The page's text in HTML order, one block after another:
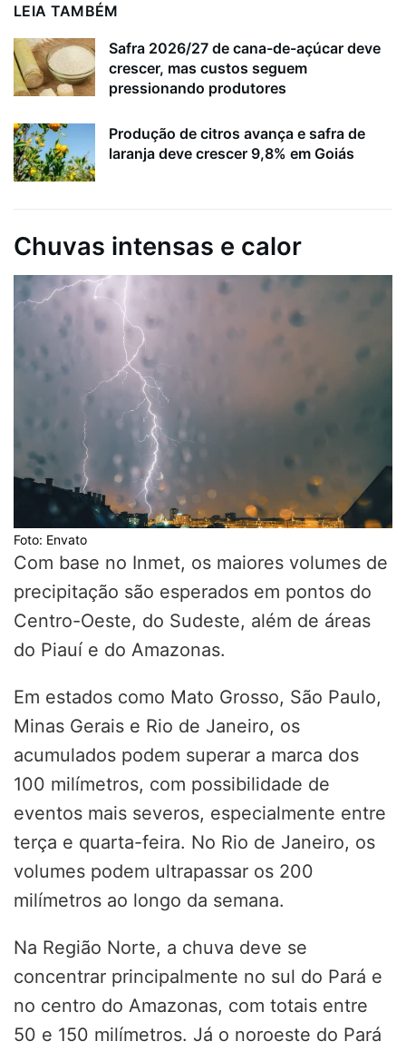
LEIA TAMBÉM
Safra 2026/27 de cana-de-açúcar deve
crescer, mas custos seguem
pressionando produtores
Produção de citros avança e safra de
laranja deve crescer 9,8% em Goiás
Chuvas intensas e calor
Foto: Envato
Com base no Inmet, os maiores volumes de
precipitação são esperados em pontos do
Centro-Oeste, do Sudeste, além de áreas
do Piauí e do Amazonas.
Em estados como Mato Grosso, São Paulo,
Minas Gerais e Rio de Janeiro, os
acumulados podem superar a marca dos
100 milímetros, com possibilidade de
eventos mais severos, especialmente entre
terça e quarta-feira. No Rio de Janeiro, os
volumes podem ultrapassar os 200
milímetros ao longo da semana.
Na Região Norte, a chuva deve se
concentrar principalmente no sul do Pará e
no centro do Amazonas, com totais entre
50 e 150 milímetros. Já o noroeste do Pará